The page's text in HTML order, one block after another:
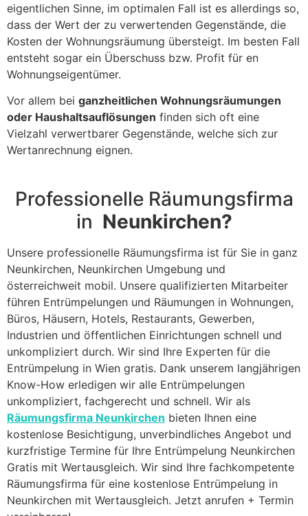
eigentlichen Sinne, im optimalen Fall ist es allerdings so,
dass der Wert der zu verwertenden Gegenstände, die
Kosten der Wohnungsräumung übersteigt. Im besten Fall
entsteht sogar ein Überschuss bzw. Profit für en
Wohnungseigentümer.
Vor allem bei ganzheitlichen Wohnungsräumungen
oder Haushaltsauflösungen finden sich oft eine
Vielzahl verwertbarer Gegenstände, welche sich zur
Wertanrechnung eignen.
Professionelle Räumungsfirma
in Neunkirchen?
Unsere professionelle Räumungsfirma ist für Sie in ganz
Neunkirchen, Neunkirchen Umgebung und
österreichweit mobil. Unsere qualifizierten Mitarbeiter
führen Entrümpelungen und Räumungen in Wohnungen,
Büros, Häusern, Hotels, Restaurants, Gewerben,
Industrien und öffentlichen Einrichtungen schnell und
unkompliziert durch. Wir sind Ihre Experten für die
Entrümpelung in Wien gratis. Dank unserem langjährigen
Know-How erledigen wir alle Entrümpelungen
unkompliziert, fachgerecht und schnell. Wir als
Räumungsfirma Neunkirchen bieten Ihnen eine
kostenlose Besichtigung, unverbindliches Angebot und
kurzfristige Termine für Ihre Entrümpelung Neunkirchen
Gratis mit Wertausgleich. Wir sind Ihre fachkompetente
Räumungsfirma für eine kostenlose Entrümpelung in
Neunkirchen mit Wertausgleich. Jetzt anrufen + Termin